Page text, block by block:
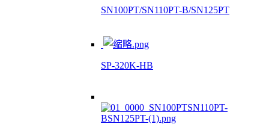
SN100PT/SN110PT-B/SN125PT
SP-320K-HB